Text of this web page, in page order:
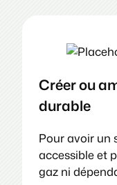
Créer ou
durable
Pour avoir un
accessible et
gaz ni